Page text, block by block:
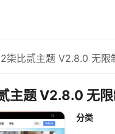
柒比贰主题 V2.8.0 无限
主题 V2.8.0 无
分类